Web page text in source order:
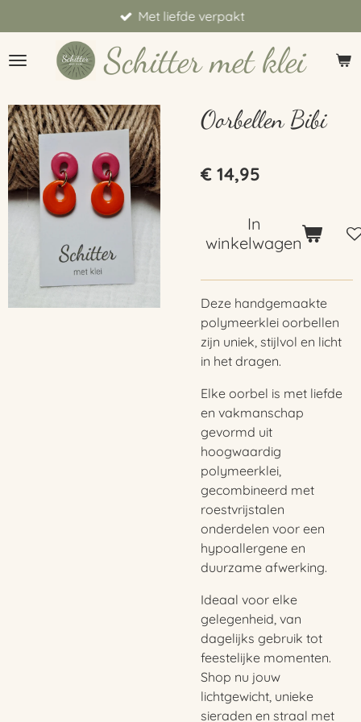
direct
naar
Schitter met klei
Met liefde verpakt
Oorbellen Bibi
€ 14,95
In
winkelwagen
Deze handgemaakte
polymeerklei oorbellen
zijn uniek, stijlvol en licht
in het dragen.
Elke oorbel is met liefde
en vakmanschap
gevormd uit
hoogwaardig
polymeerklei,
gecombineerd met
roestvrijstalen
onderdelen voor een
hypoallergene en
duurzame afwerking.
Ideaal voor elke
gelegenheid, van
dagelijks gebruik tot
feestelijke momenten.
Shop nu jouw
lichtgewicht, unieke
sieraden en straal met